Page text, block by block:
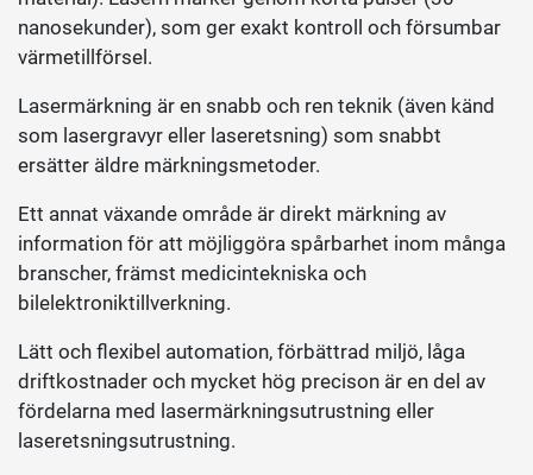
nanosekunder), som ger exakt kontroll och försumbar
värmetillförsel.
Lasermärkning är en snabb och ren teknik (även känd
som lasergravyr eller laseretsning) som snabbt
ersätter äldre märkningsmetoder.
Ett annat växande område är direkt märkning av
information för att möjliggöra spårbarhet inom många
branscher, främst medicintekniska och
bilelektroniktillverkning.
Lätt och flexibel automation, förbättrad miljö, låga
driftkostnader och mycket hög precison är en del av
fördelarna med lasermärkningsutrustning eller
laseretsningsutrustning.